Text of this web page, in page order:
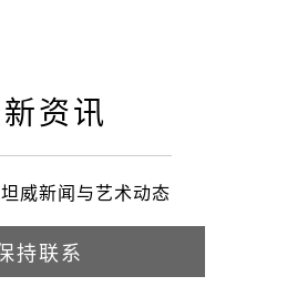
资讯
威新闻与艺术动态
持联系